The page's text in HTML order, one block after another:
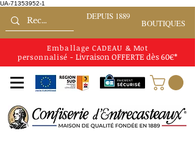
UA-71353952-1
Emballage CADEAU & Mot
personnalisé - Livraison OFFERTE dès 60€*
DEPUIS 1889
BOUTIQUES